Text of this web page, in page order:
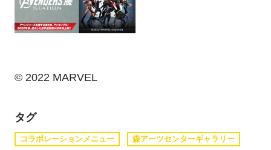
© 2022 MARVEL
タグ
コラボレーションメニュー 森アーツセンターギャラリー